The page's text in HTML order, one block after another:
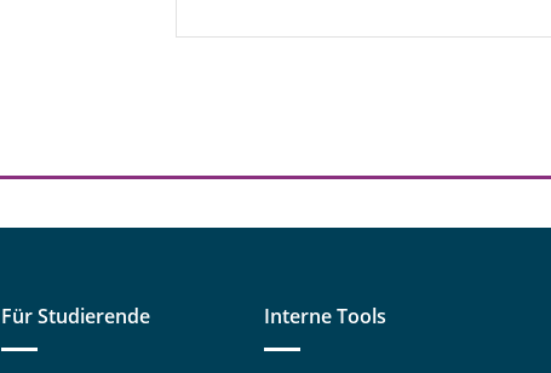
Für Studierende Interne Tools